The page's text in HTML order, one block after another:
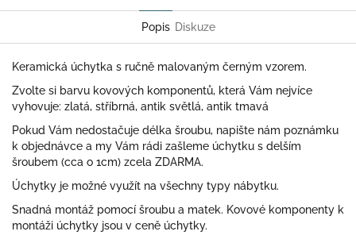
Popis Diskuze
Keramická úchytka s ručně malovaným černým vzorem.
Zvolte si barvu kovových komponentů, která Vám nejvíce
vyhovuje: zlatá, stříbrná, antik světlá, antik tmavá
Pokud Vám nedostačuje délka šroubu, napište nám poznámku
k objednávce a my Vám rádi zašleme úchytku s delším
šroubem (cca o 1cm) zcela ZDARMA.
Úchytky je možné využít na všechny typy nábytku.
Snadná montáž pomocí šroubu a matek. Kovové komponenty k
montáži úchytky jsou v ceně úchytky.